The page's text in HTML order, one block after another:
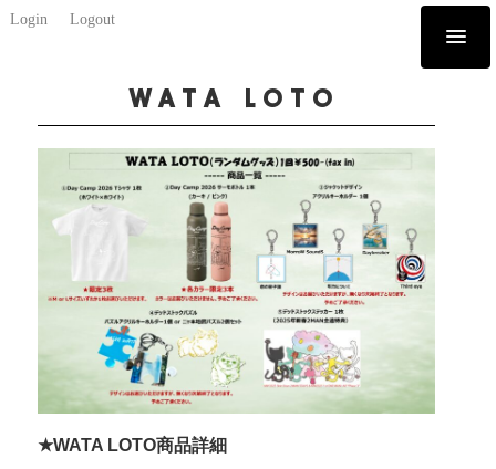
Login Logout
WATA LOTO
★WATA LOTO商品詳細